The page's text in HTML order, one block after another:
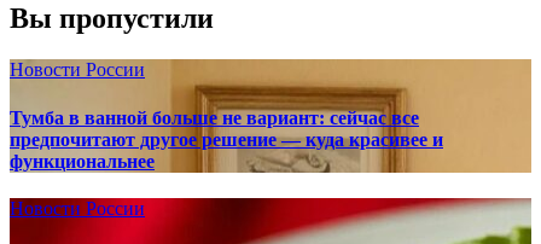
Вы пропустили
Новости России
Тумба в ванной больше не вариант: сейчас все
предпочитают другое решение — куда красивее и
функциональнее
Новости России